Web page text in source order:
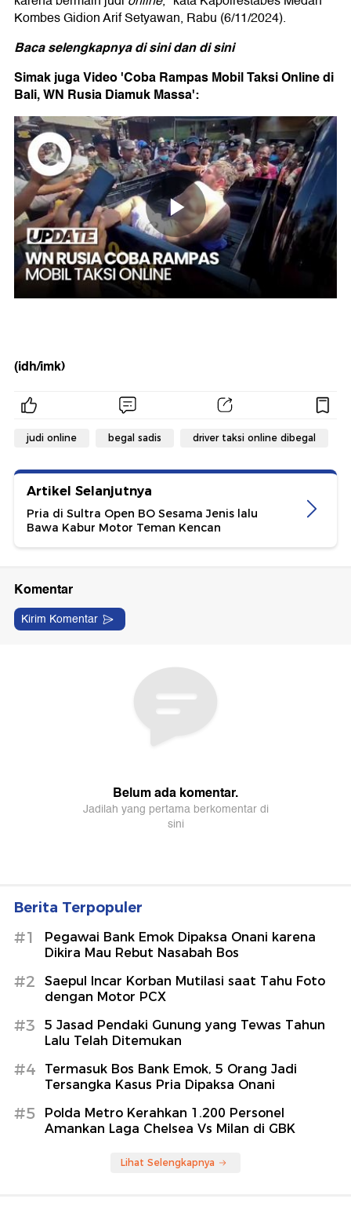
Kombes Gidion Arif Setyawan, Rabu (6/11/2024).
Baca selengkapnyadi sinidandi sini
Simak juga Video 'Coba Rampas Mobil Taksi Online di
Bali, WN Rusia Diamuk Massa':
(idh/imk)
judi online begal sadis driver taksi online dibegal
Artikel Selanjutnya
Pria di Sultra Open BO Sesama Jenis lalu
Bawa Kabur Motor Teman Kencan
Berita Terpopuler
#1
Pegawai Bank Emok Dipaksa Onani karena
Dikira Mau Rebut Nasabah Bos
#2
Saepul Incar Korban Mutilasi saat Tahu Foto
dengan Motor PCX
#3
5 Jasad Pendaki Gunung yang Tewas Tahun
Lalu Telah Ditemukan
#4
Termasuk Bos Bank Emok, 5 Orang Jadi
Tersangka Kasus Pria Dipaksa Onani
#5
Polda Metro Kerahkan 1.200 Personel
Amankan Laga Chelsea Vs Milan di GBK
Lihat Selengkapnya